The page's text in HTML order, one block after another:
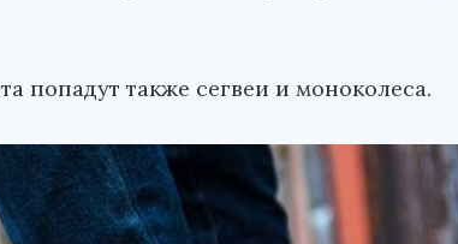
попадут также сегвеи и моноколеса.